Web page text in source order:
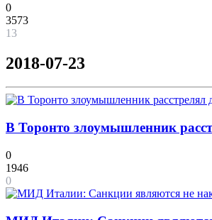
0
3573
13
2018-07-23
В Торонто злоумышленник
0
1946
0